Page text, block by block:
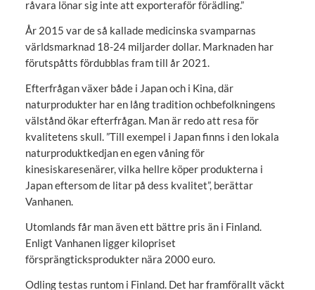
råvara lönar sig inte att exporteraför förädling.”
År 2015 var de så kallade medicinska svamparnas
världsmarknad 18-24 miljarder dollar. Marknaden har
förutspåtts fördubblas fram till år 2021.
Efterfrågan växer både i Japan och i Kina, där
naturprodukter har en lång tradition ochbefolkningens
välstånd ökar efterfrågan. Man är redo att resa för
kvalitetens skull. ”Till exempel i Japan finns i den lokala
naturproduktkedjan en egen våning för
kinesiskaresenärer, vilka hellre köper produkterna i
Japan eftersom de litar på dess kvalitet”, berättar
Vanhanen.
Utomlands får man även ett bättre pris än i Finland.
Enligt Vanhanen ligger kilopriset
försprängticksprodukter nära 2000 euro.
Odling testas runtom i Finland. Det har framförallt väckt